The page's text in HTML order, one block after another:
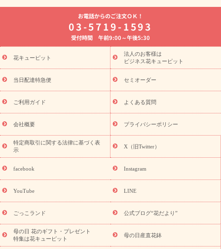
よく贈られる花
お祝いの花特集
誕生日フラワーギフト特集
8月の誕生花(トルコキキョウ)
開店・開業祝い
お供え・お悔やみ お供え・お悔やみの花
通夜・葬儀に贈る花 胡蝶蘭・花鉢
ーブドフラワー
季節のイベント
ひまわり ギフト・プレゼント
特集
お盆 花（新盆・初盆） 季節のイベント
お盆 花（新
盆・初盆）
お盆 花（新盆・初盆）
お盆・お供え 花とセットギ
フト
お盆・お供え プリザーブドフラワー
ひまわり ギフト・プ
レゼント特集
夏の花贈り・お中元・暑中見舞い 花のギフト特集
敬老の日におくる花ギフト・プレゼント特集
花ギフト・プレゼント特集
敬老の日 花のおすすめランキング
敬
老の日 花鉢植えのギフト・プレゼント特集
敬老の日 花とセットギ
フト・プレゼント特集
敬老の日の花 全てのギフト一覧
キャン
ペーン
映画『ウォーターガーディアンズ』コラボキャンペーン
「きょう誕生日なんです」キャンペーン
誕生日の花を探す
誕生日フラワーギフト 誕生日フラワーギフト特集
9月の誕生花(リンドウ)
ら探す
お祝いの花特集 当日配達特急便 お祝い商品一覧
念日
結婚祝い 出産祝い 退院祝い・快気祝い
寿祝い
プチギフト ペットのお祝いフラワー
お電話からのご注文ＯＫ！
03-5719-1593
受付時間 午前9:00～午後5:30
花キューピット
法人のお客様は
ビジネス花キューピット
当日配達特急便 セミオーダー
ご利用ガイド よくある質問
会社概要 プライバシーポリシー
特定商取引に関する法律に基づく表
示
X（旧Twitter）
facebook Instagram
YouTube LINE
ごっこランド 公式ブログ“花だより”
母の日 花のギフト・プレゼント
特集は花キューピット
母の日産直花鉢